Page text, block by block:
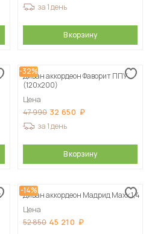
за 1 день
В корзину
-32%
Диван аккордеон Фаворит ППУ
(120х200)
Цена
47 990 32 650
за 1 день
В корзину
-14%
Диван аккордеон Мадрид Maxx 1,4
Цена
52 850 45 210